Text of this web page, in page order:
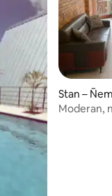
Stan –
Moderan,